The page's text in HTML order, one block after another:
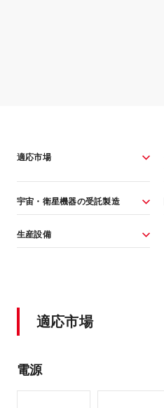
適応市場
宇宙・衛星機器の受託製造
生産設備
適応市場
電源